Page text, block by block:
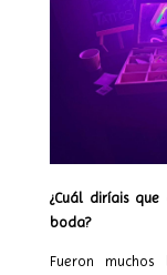
¿Cuál diríais
boda?
Fueron